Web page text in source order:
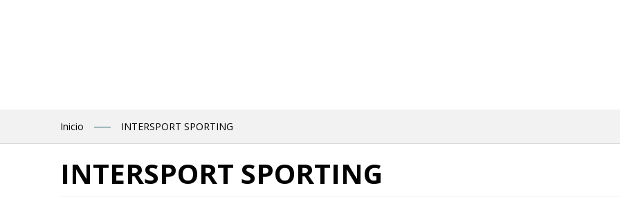
Inicio INTERSPORT SPORTING
INTERSPORT SPORTING